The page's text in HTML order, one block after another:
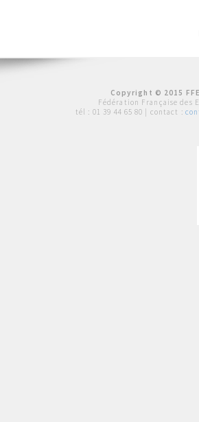
Copyright © 2015
Fédération Française des
tél : 01 39 44 65 80 | contact :